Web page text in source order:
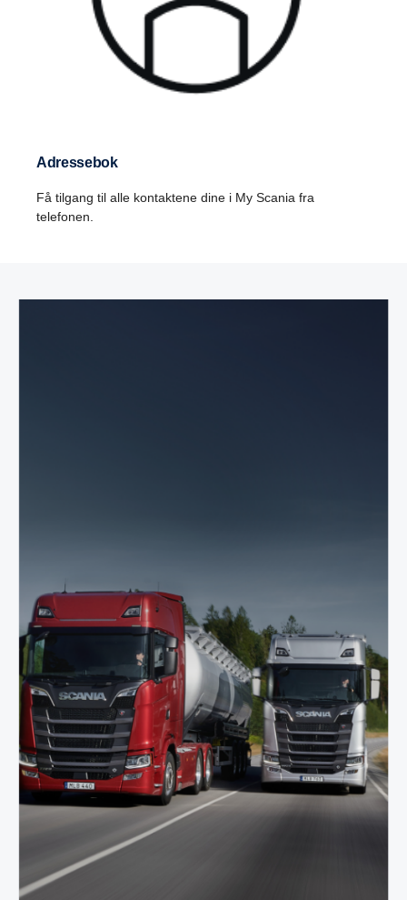
Adressebok
Få tilgang til alle kontaktene dine i My Scania fra
telefonen.